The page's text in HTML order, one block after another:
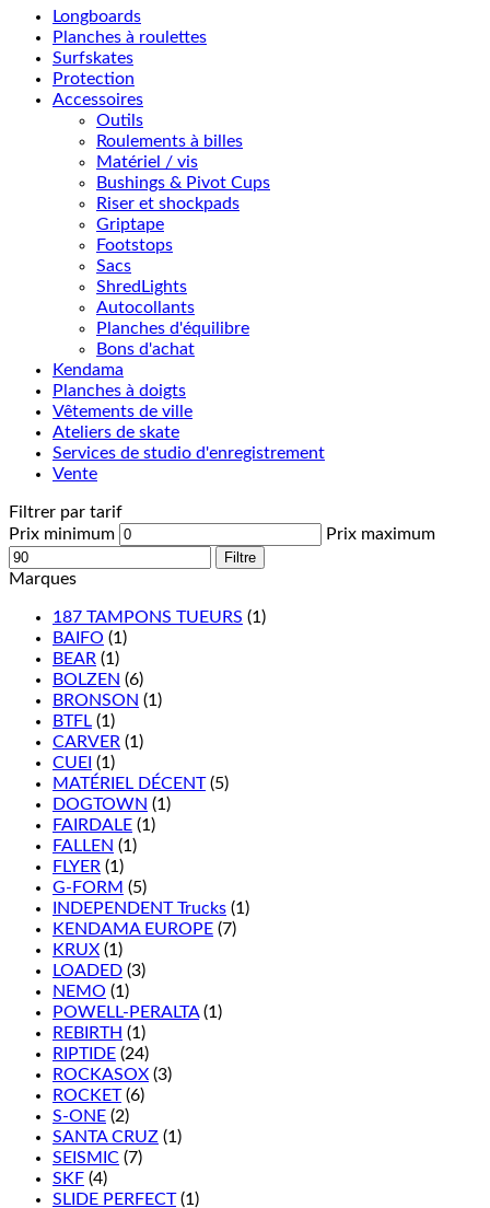
Longboards
Planches à roulettes
Surfskates
Protection
Accessoires
Outils
Roulements à billes
Matériel / vis
Bushings & Pivot Cups
Riser et shockpads
Griptape
Footstops
Sacs
ShredLights
Autocollants
Planches d'équilibre
Bons d'achat
Kendama
Planches à doigts
Vêtements de ville
Ateliers de skate
Services de studio d'enregistrement
Vente
Filtrer par tarif
Prix minimum
Prix maximum
Filtre
Marques
187 TAMPONS TUEURS (1)
BAIFO (1)
BEAR (1)
BOLZEN (6)
BRONSON (1)
BTFL (1)
CARVER (1)
CUEI (1)
MATÉRIEL DÉCENT (5)
DOGTOWN (1)
FAIRDALE (1)
FALLEN (1)
FLYER (1)
G-FORM (5)
INDEPENDENT Trucks (1)
KENDAMA EUROPE (7)
KRUX (1)
LOADED (3)
NEMO (1)
POWELL-PERALTA (1)
REBIRTH (1)
RIPTIDE (24)
ROCKASOX (3)
ROCKET (6)
S-ONE (2)
SANTA CRUZ (1)
SEISMIC (7)
SKF (4)
SLIDE PERFECT (1)